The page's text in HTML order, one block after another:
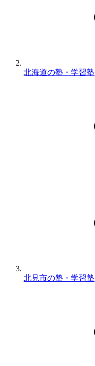
北海道の塾・学習塾
北見市の塾・学習塾